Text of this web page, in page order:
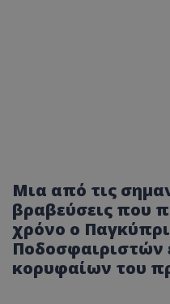
Μια από τις
βραβεύσεις που
χρόνο ο
Ποδοσφαιριστών
κορυφαίων του